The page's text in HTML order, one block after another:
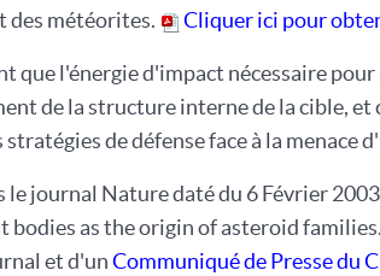
des météorites.
Cliquer ici pour
que l'énergie d'impact nécessaire
de la structure interne de la cible,
de défense face à la menace
journal Nature daté du 6 Février
bodies as the origin of asteroid
et d'un Communiqué de Presse du